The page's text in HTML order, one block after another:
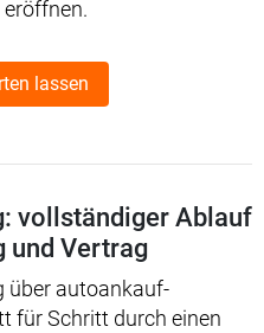
lassen
vollständiger Ablauf
und Vertrag
über autoankauf-
für Schritt durch einen